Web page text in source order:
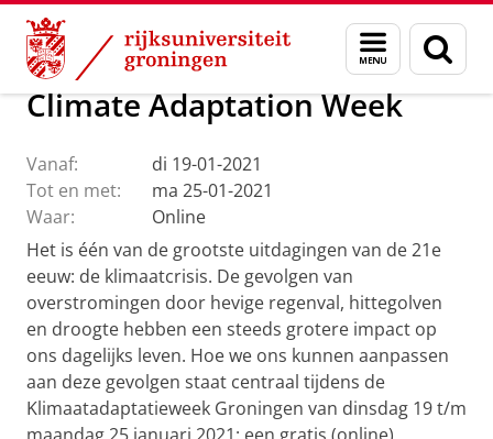
Skip
Content
Skip
Navigation
Menu
en
zoeken
Over ons Actueel Evenementen
Climate Adaptation Week
Vanaf:
di 19-01-2021
Tot en met:
ma 25-01-2021
Waar:
Online
Het is één van de grootste uitdagingen van de 21e
eeuw: de klimaatcrisis. De gevolgen van
overstromingen door hevige regenval, hittegolven
en droogte hebben een steeds grotere impact op
ons dagelijks leven. Hoe we ons kunnen aanpassen
aan deze gevolgen staat centraal tijdens de
Klimaatadaptatieweek Groningen van dinsdag 19 t/m